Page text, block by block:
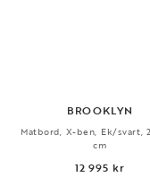
BROOKLYN
Matbord, X-ben, Ek/svart,
cm
12 995 kr